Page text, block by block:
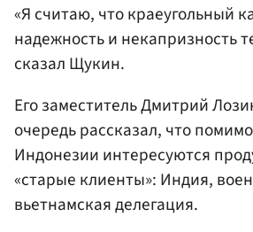
«Я считаю, что краеугольный
надежность и некапризность
сказал Щукин.
Его заместитель Дмитрий
очередь рассказал, что
Индонезии интересуются
«старые клиенты»: Индия,
вьетнамская делегация.